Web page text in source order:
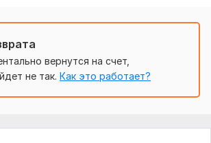
мне потребуется:
жилой дом, коттедж, коммерческий
вернутся на счет,
не так. Как это работает?